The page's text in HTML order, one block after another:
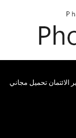
الائتمان تحميل مجاني